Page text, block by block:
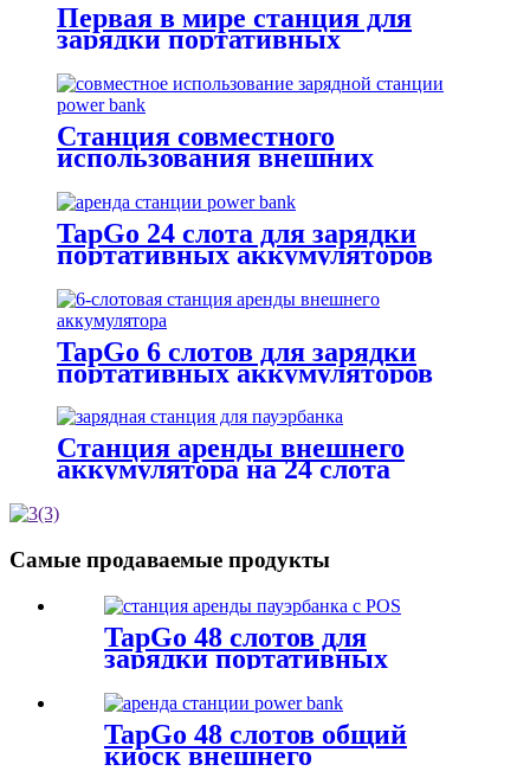
Первая в мире станция для
зарядки портативных
аккумуляторов TapGo (CS-A06-
E)
Станция совместного
использования внешних
TapGo 24 слота для зарядки
портативных аккумуляторов
TapGo 6 слотов для зарядки
портативных аккумуляторов
Станция аренды внешнего
аккумулятора на 24 слота
Самые продаваемые продукты
TapGo 48 слотов для
зарядки портативных
аккумуляторов
TapGo 48 слотов общий
киоск внешнего